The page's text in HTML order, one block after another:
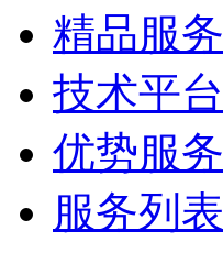
精品服务
技术平台
优势服务
服务列表